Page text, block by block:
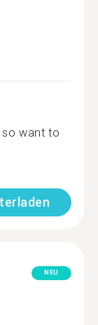
want to
NEU